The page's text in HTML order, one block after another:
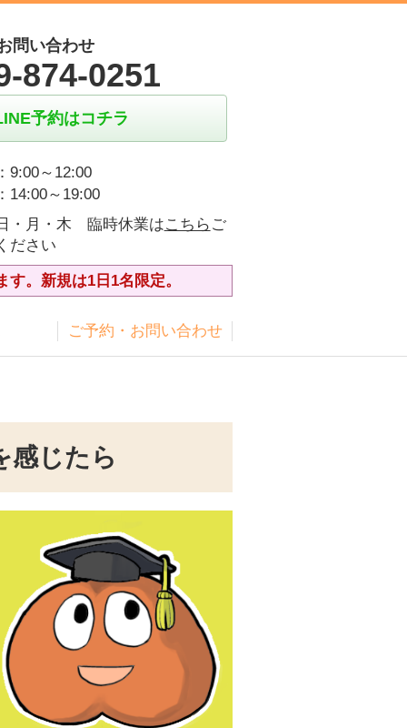
問い合わせ
874-0251
予約はコチラ
9:00～12:00
14:00～19:00
・月・木 臨時休業はこちら ご
ださい
。新規は1日1名限定。
ご予約・お問い合わせ
じたら